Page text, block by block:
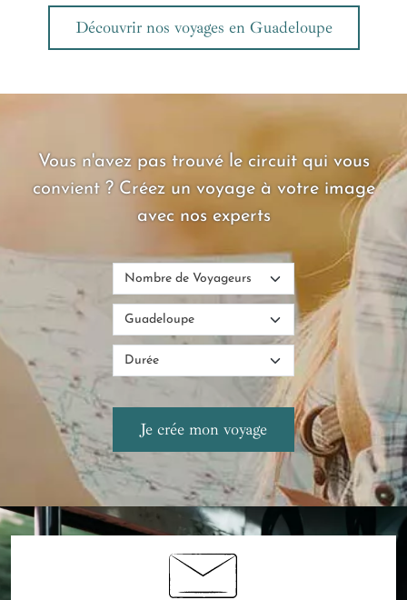
Découvrir nos voyages en Guadeloupe
Vous n'avez pas trouvé le circuit qui vous
convient ? Créez un voyage à votre image
avec nos experts